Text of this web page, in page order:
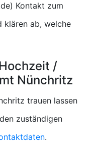
) Kontakt zum
klären ab, welche
/
Nünchritz
trauen lassen
zuständigen
.